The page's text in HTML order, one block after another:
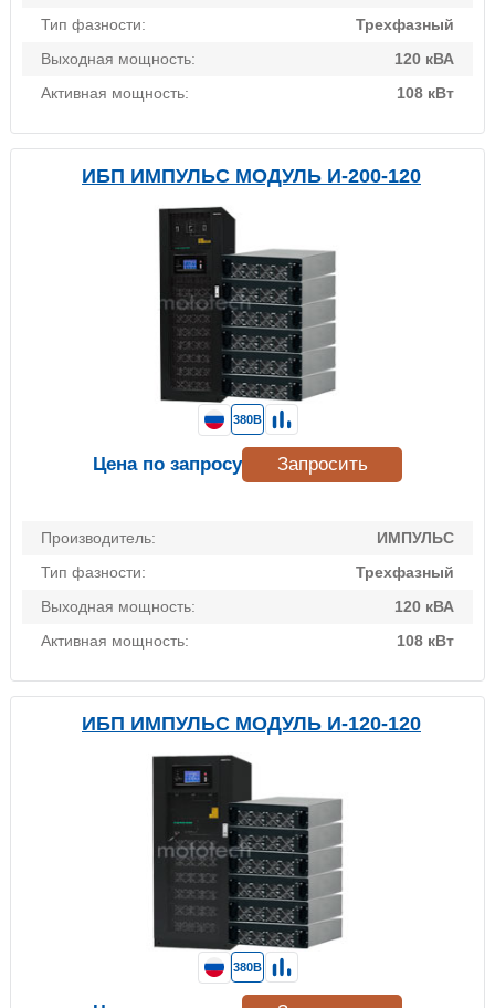
Тип фазности:
Трехфазный
Выходная мощность:
120 кВА
Активная мощность:
108 кВт
ИБП ИМПУЛЬС МОДУЛЬ И-200-120
Производитель:
ИМПУЛЬС
Тип фазности:
Трехфазный
Выходная мощность:
120 кВА
Активная мощность:
108 кВт
380В
Цена по запросу Запросить
ИБП ИМПУЛЬС МОДУЛЬ И-120-120
380В